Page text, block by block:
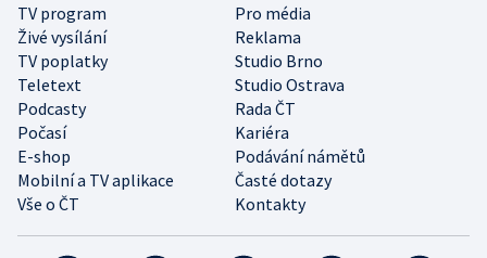
TV program
Pro média
Živé vysílání
Reklama
TV poplatky
Studio Brno
Teletext
Studio Ostrava
Podcasty
Rada ČT
Počasí
Kariéra
E-shop
Podávání námětů
Mobilní a TV aplikace
Časté dotazy
Vše o ČT
Kontakty